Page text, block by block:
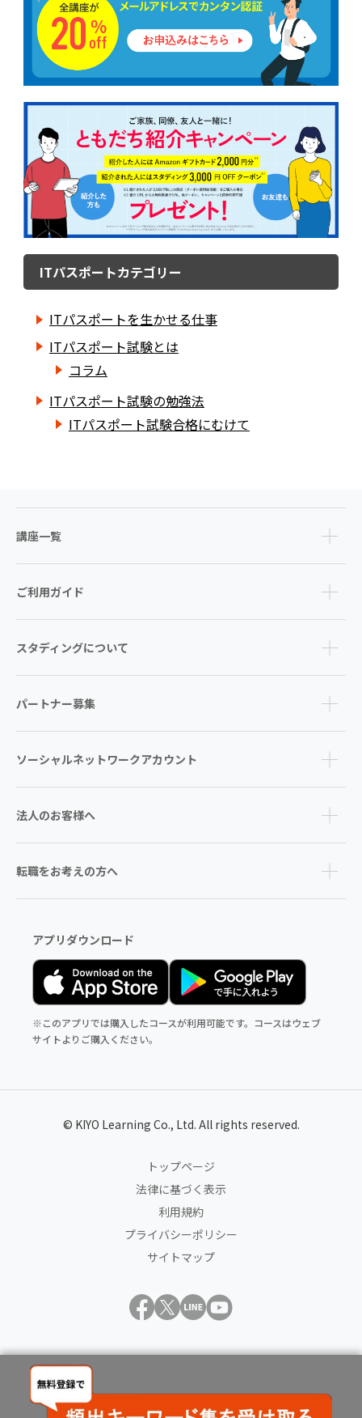
ITパスポートカテゴリー
ITパスポートを生かせる仕事
ITパスポート試験とは
コラム
ITパスポート試験の勉強法
ITパスポート試験合格にむけて
講座一覧
ご利用ガイド
スタディングについて
パートナー募集
ソーシャルネットワークアカウント
法人のお客様へ
転職をお考えの方へ
アプリダウンロード
※このアプリでは購入したコースが利用可能です。コースはウェブ
サイトよりご購入ください。
トップページ
法律に基づく表示
利用規約
プライバシーポリシー
サイトマップ
© KIYO Learning Co., Ltd. All rights reserved.